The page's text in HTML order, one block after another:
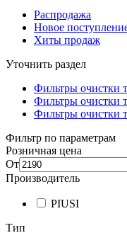
Распродажа
Новое
Хиты продаж
Уточнить раздел
Фильтры очистки
Фильтры очистки
Фильтры очистки
Фильтр по параметрам
Розничная цена
От
Производитель
PIUSI
Тип